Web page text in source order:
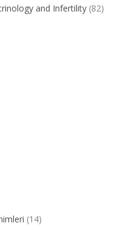
and Infertility (82)
(14)